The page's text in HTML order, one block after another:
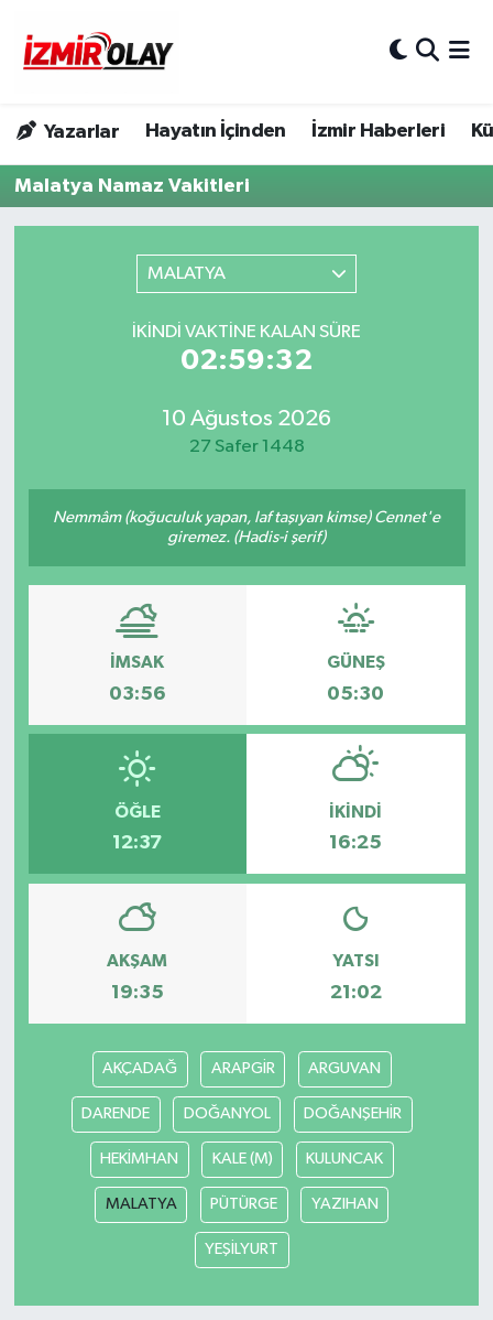
Yazarlar Hayatın İçinden İzmir Haberleri
Malatya Namaz Vakitleri
MALATYA
İKINDI VAKTINE KALAN SÜRE
02:59:32
10 Ağustos 2026
27 Safer 1448
Nemmâm (koğuculuk yapan, laf taşıyan kimse) Cennet'e
giremez. (Hadis-i şerif)
İMSAK
03:56
GÜNEŞ
05:30
ÖĞLE
12:37
İKINDI
16:25
AKŞAM
19:35
YATSI
21:02
AKÇADAĞ ARAPGİR ARGUVAN
DARENDE DOĞANYOL DOĞANŞEHİR
HEKİMHAN KALE (M) KULUNCAK
MALATYA PÜTÜRGE YAZIHAN
YEŞİLYURT
Konak Trafik Yoğunluk Haritası
Süper Lig Puan Durumu ve Fikstür
Tüm Manşetler